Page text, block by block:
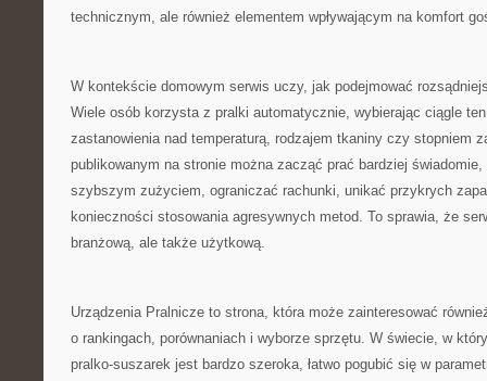
technicznym, ale również elementem wpływającym na komfort
W kontekście domowym serwis uczy, jak podejmować
Wiele osób korzysta z pralki automatycznie, wybierając ciągle
zastanowienia nad temperaturą, rodzajem tkaniny czy stopniem
publikowanym na stronie można zacząć prać bardziej
szybszym zużyciem, ograniczać rachunki, unikać przykrych
konieczności stosowania agresywnych metod. To sprawia, że
branżową, ale także użytkową.
Urządzenia Pralnicze to strona, która może zainteresować
o rankingach, porównaniach i wyborze sprzętu. W świecie, w
pralko-suszarek jest bardzo szeroka, łatwo pogubić się w